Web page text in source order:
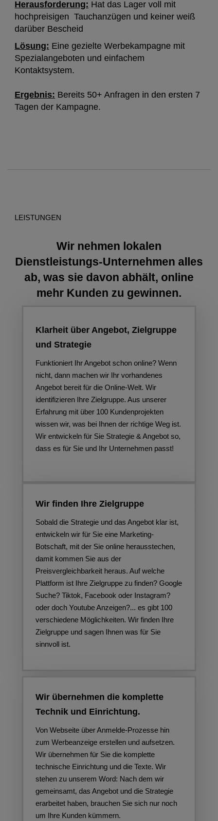
Herausforderung: Hat das Lager voll mit
hochpreisigen Tauchanzügen und keiner weiß
darüber Bescheid
Lösung: Eine gezielte Werbekampagne mit
Spezialangeboten und einfachem
Kontaktsystem.
Ergebnis: Bereits 50+ Anfragen in den ersten 7
Tagen der Kampagne.
LEISTUNGEN
Wir nehmen lokalen
Dienstleistungs-Unternehmen alles
ab, was sie davon abhält, online
mehr Kunden zu gewinnen.
Klarheit über Angebot, Zielgruppe
und Strategie
Funktioniert Ihr Angebot schon online? Wenn
nicht, dann machen wir Ihr vorhandenes
Angebot bereit für die Online-Welt. Wir
identifizieren Ihre Zielgruppe. Aus unserer
Erfahrung mit über 100 Kundenprojekten
wissen wir, was bei Ihnen der richtige Weg ist.
Wir entwickeln für Sie Strategie & Angebot so,
dass es für Sie und Ihr Unternehmen passt!
Wir finden Ihre Zielgruppe
Sobald die Strategie und das Angebot klar ist,
entwickeln wir für Sie eine Marketing-
Botschaft, mit der Sie online herausstechen,
damit kommen Sie aus der
Preisvergleichbarkeit heraus. Auf welche
Plattform ist Ihre Zielgruppe zu finden? Google
Suche? Tiktok, Facebook oder Instagram?
oder doch Youtube Anzeigen?... es gibt 100
verschiedene Möglichkeiten. Wir finden Ihre
Zielgruppe und sagen Ihnen was für Sie
sinnvoll ist.
Wir übernehmen die komplette
Technik und Einrichtung.
Von Webseite über Anmelde-Prozesse hin
zum Werbeanzeige erstellen und aufsetzen.
Wir übernehmen für Sie die komplette
technische Einrichtung und die Texte. Wir
stehen zu unserem Word: Nach dem wir
gemeinsamt, das Angebot und die Strategie
erarbeitet haben, brauchen Sie sich nur noch
um Ihre Kunden kümmern.